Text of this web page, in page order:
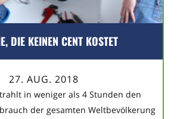
DIE KEINEN CENT KOSTET
27. AUG. 2018
in weniger als 4 Stunden den
der gesamten Weltbevölkerung